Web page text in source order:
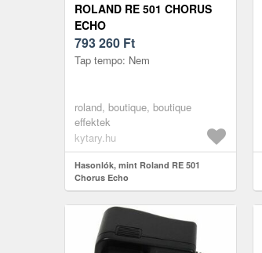
ROLAND RE 501 CHORUS
ECHO
793 260 Ft
Tap tempo: Nem
roland, boutique, boutique
effektek
kytary.hu
Hasonlók, mint Roland RE 501
Chorus Echo